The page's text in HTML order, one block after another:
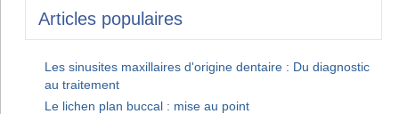
Articles populaires
Les sinusites maxillaires d'origine dentaire : Du diagnostic
au traitement
Le lichen plan buccal : mise au point